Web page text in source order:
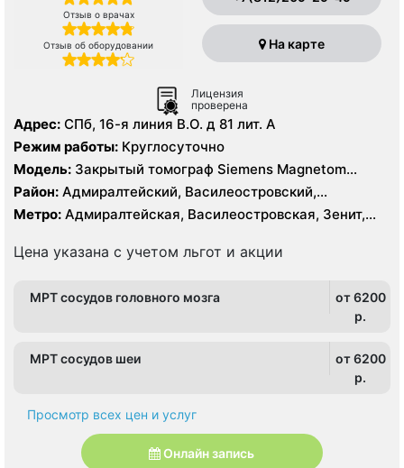
Отзыв о врачах
Отзыв об оборудовании На карте
Лицензия
проверена
Адрес: СПб, 16-я линия В.О. д 81 лит. А
Режим работы: Круглосуточно
Модель: Закрытый томограф Siemens Magnetom
Symphony 1.5 Тесла
Район: Адмиралтейский, Василеостровский,
Петроградский, Центральный
Метро: Адмиралтейская, Василеостровская, Зенит,
Чкаловская
Цена указана с учетом льгот и акции
МРТ сосудов головного мозга
от 6200
p.
МРТ сосудов шеи
от 6200
p.
Просмотр всех цен и услуг
Онлайн запись